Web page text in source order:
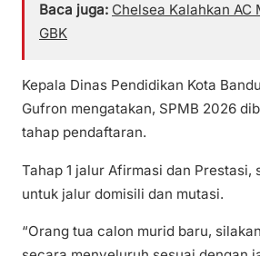
Baca juga: Chelsea Kalahkan AC
GBK
Kepala Dinas Pendidikan Kota
Gufron mengatakan, SPMB 2026
tahap pendaftaran.
Tahap 1 jalur Afirmasi dan Prestasi,
untuk jalur domisili dan mutasi.
“Orang tua calon murid baru,